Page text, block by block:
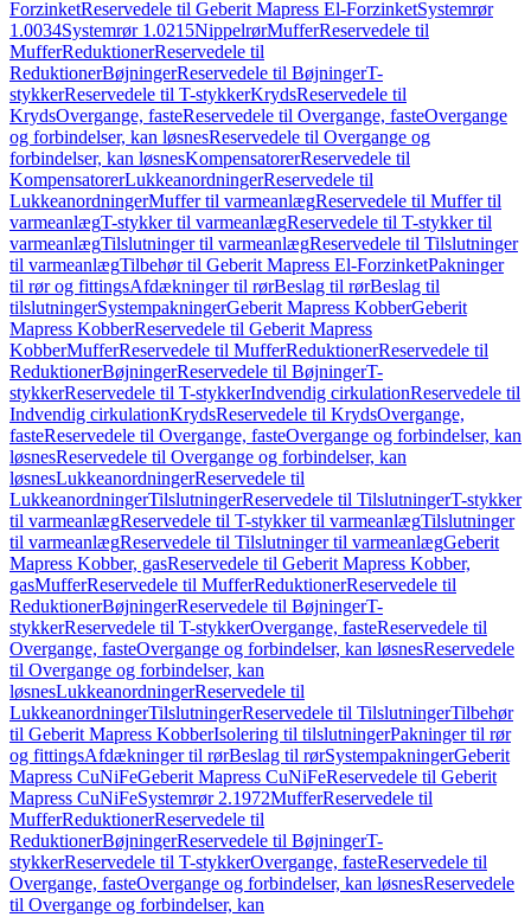
ForzinketReservedele til Geberit Mapress El-ForzinketSystemrør
1.0034Systemrør 1.0215NippelrørMufferReservedele til
MufferReduktionerReservedele til
ReduktionerBøjningerReservedele til BøjningerT-
stykkerReservedele til T-stykkerKrydsReservedele til
KrydsOvergange, fasteReservedele til Overgange, fasteOvergange
og forbindelser, kan løsnesReservedele til Overgange og
forbindelser, kan løsnesKompensatorerReservedele til
KompensatorerLukkeanordningerReservedele til
LukkeanordningerMuffer til varmeanlægReservedele til Muffer til
varmeanlægT-stykker til varmeanlægReservedele til T-stykker til
varmeanlægTilslutninger til varmeanlægReservedele til Tilslutninger
til varmeanlægTilbehør til Geberit Mapress El-ForzinketPakninger
til rør og fittingsAfdækninger til rørBeslag til rørBeslag til
tilslutningerSystempakningerGeberit Mapress KobberGeberit
Mapress KobberReservedele til Geberit Mapress
KobberMufferReservedele til MufferReduktionerReservedele til
ReduktionerBøjningerReservedele til BøjningerT-
stykkerReservedele til T-stykkerIndvendig cirkulationReservedele til
Indvendig cirkulationKrydsReservedele til KrydsOvergange,
fasteReservedele til Overgange, fasteOvergange og forbindelser, kan
løsnesReservedele til Overgange og forbindelser, kan
løsnesLukkeanordningerReservedele til
LukkeanordningerTilslutningerReservedele til TilslutningerT-stykker
til varmeanlægReservedele til T-stykker til varmeanlægTilslutninger
til varmeanlægReservedele til Tilslutninger til varmeanlægGeberit
Mapress Kobber, gasReservedele til Geberit Mapress Kobber,
gasMufferReservedele til MufferReduktionerReservedele til
ReduktionerBøjningerReservedele til BøjningerT-
stykkerReservedele til T-stykkerOvergange, fasteReservedele til
Overgange, fasteOvergange og forbindelser, kan løsnesReservedele
til Overgange og forbindelser, kan
løsnesLukkeanordningerReservedele til
LukkeanordningerTilslutningerReservedele til TilslutningerTilbehør
til Geberit Mapress KobberIsolering til tilslutningerPakninger til rør
og fittingsAfdækninger til rørBeslag til rørSystempakningerGeberit
Mapress CuNiFeGeberit Mapress CuNiFeReservedele til Geberit
Mapress CuNiFeSystemrør 2.1972MufferReservedele til
MufferReduktionerReservedele til
ReduktionerBøjningerReservedele til BøjningerT-
stykkerReservedele til T-stykkerOvergange, fasteReservedele til
Overgange, fasteOvergange og forbindelser, kan løsnesReservedele
til Overgange og forbindelser, kan